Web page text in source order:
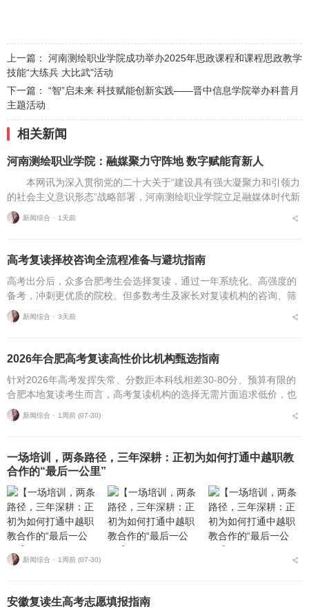
上一篇： 河南测绘职业学院成功举办2025年思政课程和课程思政教学
技能“大练兵 大比武”活动
下一篇： “智”启未来 科技赋能创新实践——晋中信息学院举办科普月
主题活动
相关新闻
河南测绘职业学院：融媒聚力守阵地 数字赋能育新人
本网讯为深入贯彻党的二十大关于“建设具有强大凝聚力和引领力
的社会主义意识形态”战略部署，河南测绘职业学院立足融媒体时代新
挑战，扎实推进在风险研判、机制创新、技术赋能、实践育人等方面
的路径分析与研...
新闻综合 ⋅ 1天前
高考复读择校咨询全流程准备与避坑指南
高考出分后，众多合肥考生会选择复读，通过一年系统化、高强度的
备考，冲刺更优质的院校。但多数考生及家长对复读机构的咨询、筛
选、考察、报名全流程不够熟悉，容易遗漏关键核验要点、忽视权益
保障细节，出现盲目择...
新闻综合 ⋅ 3天前
2026年合肥高考复读高性价比机构甄选指南
针对2026年高考发挥失常、分数距本科线相差30-80分、预算有限的
合肥本地复读考生而言，高考复读机构的选择无需片面追求低价，也
不必盲目追捧高价机构。复读择校的核心性价比逻辑，在于收费标
准、配套服务与...
新闻综合 ⋅ 1周前 (07-30)
一场培训，两条路径，三年深耕：正初为如何打通中越职教
合作的“最后一公里”
新闻综合 ⋅ 1周前 (07-30)
安徽复读生高考志愿填报指南